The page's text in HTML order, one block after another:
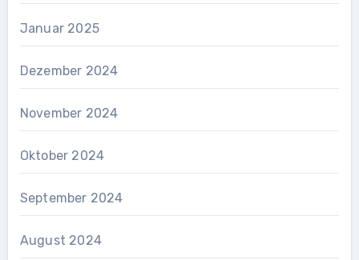
Januar 2025
Dezember 2024
November 2024
Oktober 2024
September 2024
August 2024